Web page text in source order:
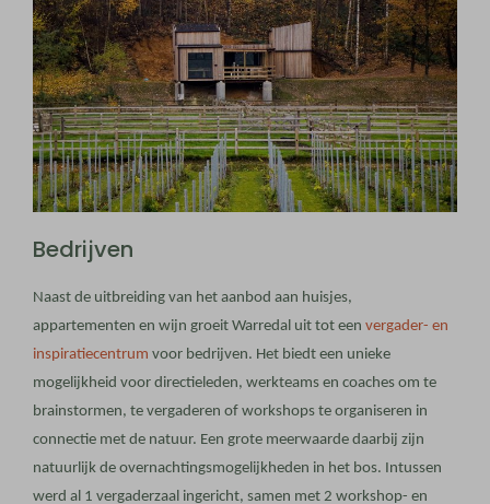
Bedrijven
Naast de uitbreiding van het aanbod aan huisjes,
appartementen en wijn groeit Warredal uit tot eenvergader- en
inspiratiecentrum voor bedrijven. Het biedt een unieke
mogelijkheid voor directieleden, werkteams en coaches om te
brainstormen, te vergaderen of workshops te organiseren in
connectie met de natuur. Een grote meerwaarde daarbij zijn
natuurlijk de overnachtingsmogelijkheden in het bos. Intussen
werd al 1 vergaderzaal ingericht, samen met 2 workshop- en